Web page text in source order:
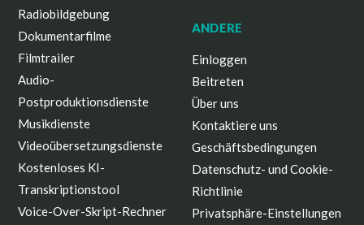
Radiobildgebung
Dokumentarfilme
Filmtrailer
Audio-
Postproduktionsdienste
Musikdienste
Videoübersetzungsdienste
Kostenloses KI-
Transkriptionstool
Voice-Over-Skript-Rechner
ANDERE
Einloggen
Beitreten
Über uns
Kontaktiere uns
Geschäftsbedingungen
Datenschutz- und Cookie-
Richtlinie
Privatsphäre-Einstellungen